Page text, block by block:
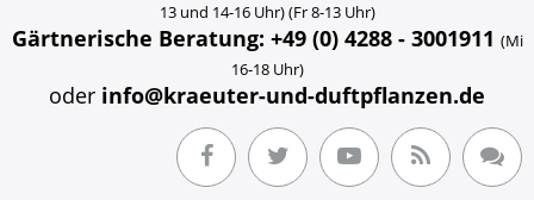
13 und 14-16 Uhr) (Fr 8-13 Uhr)
Gärtnerische Beratung: +49 (0) 4288 - 3001911 (Mi
16-18 Uhr)
oder info@kraeuter-und-duftpflanzen.de